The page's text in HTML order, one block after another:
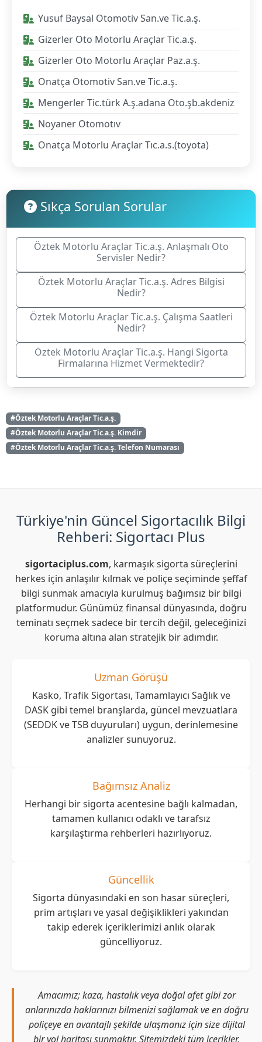
Yusuf Baysal Otomotiv San.ve Tic.a.ş.
Gizerler Oto Motorlu Araçlar Tic.a.ş.
Gizerler Oto Motorlu Araçlar Paz.a.ş.
Onatça Otomotiv San.ve Tic.a.ş.
Mengerler Tic.türk A.ş.adana Oto.şb.akdeniz
Noyaner Otomotıv
Onatça Motorlu Araçlar Tıc.a.s.(toyota)
Sıkça Sorulan Sorular
Öztek Motorlu Araçlar Tic.a.ş. Anlaşmalı Oto
Servisler Nedir?
Öztek Motorlu Araçlar Tic.a.ş. Adres Bilgisi
Nedir?
Öztek Motorlu Araçlar Tic.a.ş. Çalışma Saatleri
Nedir?
Öztek Motorlu Araçlar Tic.a.ş. Hangi Sigorta
Firmalarına Hizmet Vermektedir?
#Öztek Motorlu Araçlar Tic.a.ş.
#Öztek Motorlu Araçlar Tic.a.ş. Kimdir
#Öztek Motorlu Araçlar Tic.a.ş. Telefon Numarası
Türkiye'nin Güncel Sigortacılık Bilgi
Rehberi: Sigortacı Plus
sigortaciplus.com, karmaşık sigorta süreçlerini
herkes için anlaşılır kılmak ve poliçe seçiminde şeffaf
bilgi sunmak amacıyla kurulmuş bağımsız bir bilgi
platformudur. Günümüz finansal dünyasında, doğru
teminatı seçmek sadece bir tercih değil, geleceğinizi
koruma altına alan stratejik bir adımdır.
Uzman Görüşü
Kasko, Trafik Sigortası, Tamamlayıcı Sağlık ve
DASK gibi temel branşlarda, güncel mevzuatlara
(SEDDK ve TSB duyuruları) uygun, derinlemesine
analizler sunuyoruz.
Bağımsız Analiz
Herhangi bir sigorta acentesine bağlı kalmadan,
tamamen kullanıcı odaklı ve tarafsız
karşılaştırma rehberleri hazırlıyoruz.
Güncellik
Sigorta dünyasındaki en son hasar süreçleri,
prim artışları ve yasal değişiklikleri yakından
takip ederek içeriklerimizi anlık olarak
güncelliyoruz.
Amacımız; kaza, hastalık veya doğal afet gibi zor
anlarınızda haklarınızı bilmenizi sağlamak ve en doğru
poliçeye en avantajlı şekilde ulaşmanız için size dijital
bir yol haritası sunmaktır. Sitemizdeki tüm içerikler,